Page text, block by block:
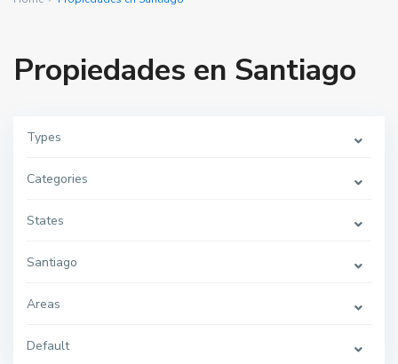
Propiedades en Santiago
Types
Categories
States
Santiago
Areas
Default